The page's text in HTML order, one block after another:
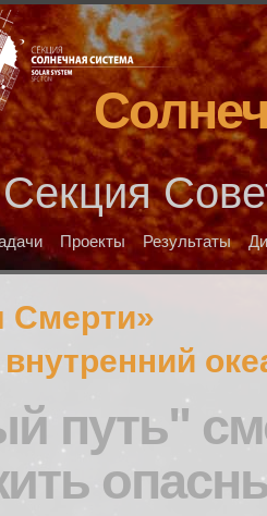
Секция
Проекты Результаты
Смерти»
путь"